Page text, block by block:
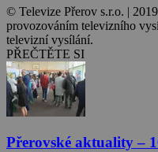
© Televize Přerov s.r.o. |
provozováním televizního
televizní vysílání.
PŘEČTĚTE SI
Přerovské aktuality –